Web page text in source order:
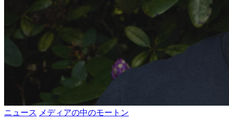
カ
ニュース メディアの中のモートン